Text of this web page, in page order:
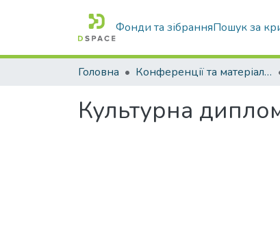
Фонди та зібранняПошук за
Головна Конференції та матеріали конференцій
Культурна